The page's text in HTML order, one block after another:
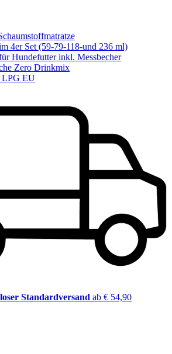
4er Set (59-79-118-und 236 ml)
Hundefutter inkl. Messbecher
Zero Drinkmix
LPG EU
Standardversand ab € 54,90